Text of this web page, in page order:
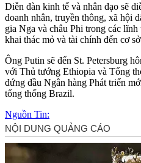
Diễn đàn kinh tế và nhân đạo sẽ
doanh nhân, truyền thông, xã hội
gia Nga và châu Phi trong các
khai thác mỏ và tài chính đến cơ
Ông Putin sẽ đến St. Petersburg
với Thủ tướng Ethiopia và Tổng
đứng đầu Ngân hàng Phát triển
tổng thống Brazil.
Nguồn Tin: